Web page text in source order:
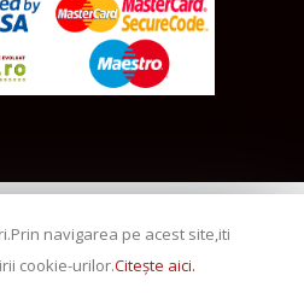
navigarea pe acest site,iti
cookie-urilor.Citește aici.